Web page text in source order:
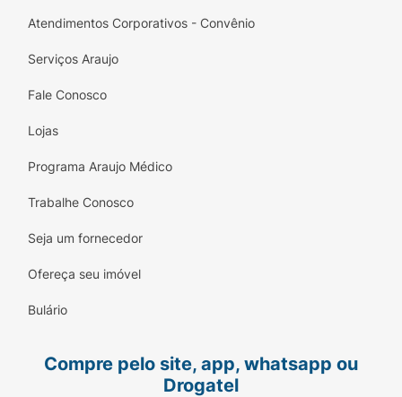
Atendimentos Corporativos - Convênio
Serviços Araujo
Fale Conosco
Lojas
Programa Araujo Médico
Trabalhe Conosco
Seja um fornecedor
Ofereça seu imóvel
Bulário
Compre pelo site, app, whatsapp ou
Drogatel